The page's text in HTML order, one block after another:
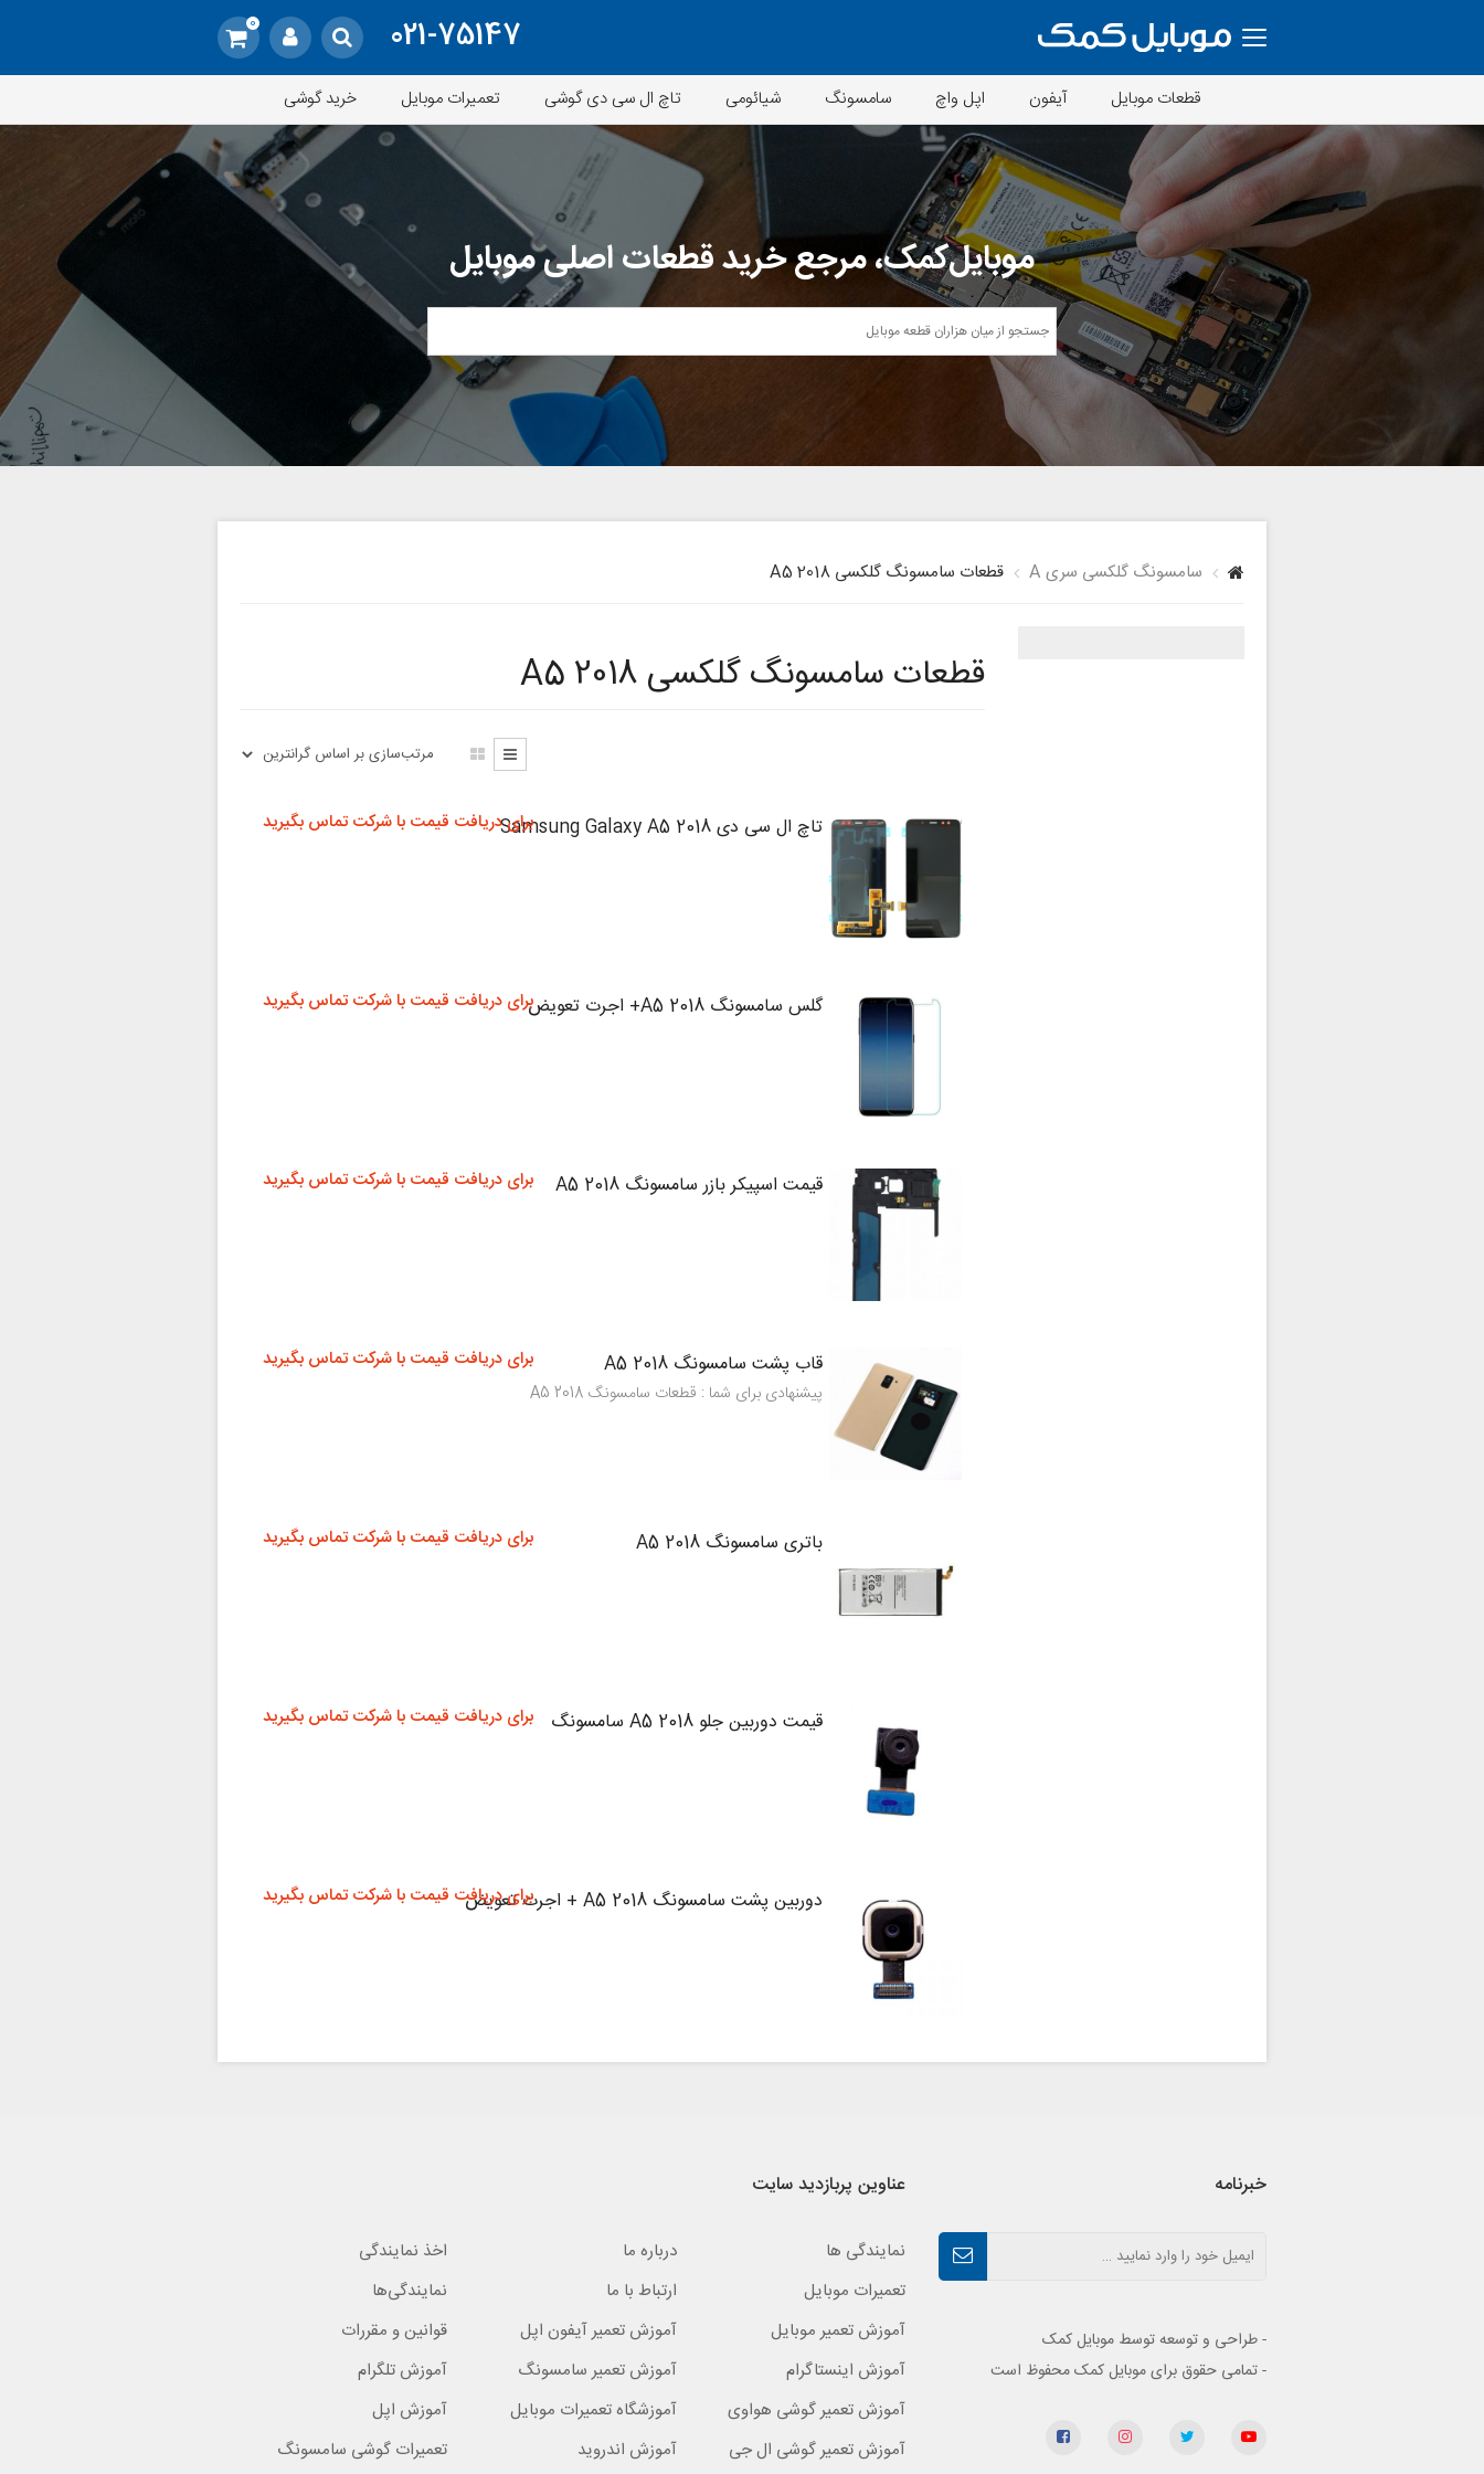
021-75147
0
قطعات موبایل آیفون اپل واچ سامسونگ شیائومی تاچ ال سی دی گوشی تعمیرات موبایل خرید گوشی
موبایل‌کمک، مرجع خرید قطعات اصلی موبایل
سامسونگ گلکسی سری A قطعات سامسونگ گلکسی A5 2018
قطعات سامسونگ گلکسی A5 2018
تاچ ال سی دی Samsung Galaxy A5 2018 برای دریافت قیمت با شرکت تماس بگیرید
گلس سامسونگ A5 2018+ اجرت تعویض برای دریافت قیمت با شرکت تماس بگیرید
قیمت اسپیکر بازر سامسونگ A5 2018 برای دریافت قیمت با شرکت تماس بگیرید
قاب پشت سامسونگ A5 2018
پیشنهادی برای شما : قطعات سامسونگ A5 2018
برای دریافت قیمت با شرکت تماس بگیرید
باتری سامسونگ A5 2018 برای دریافت قیمت با شرکت تماس بگیرید
قیمت دوربین جلو A5 2018 سامسونگ برای دریافت قیمت با شرکت تماس بگیرید
دوربین پشت سامسونگ A5 2018 + اجرت تعویض برای دریافت قیمت با شرکت تماس بگیرید
خبرنامه
- طراحی و توسعه توسط موبایل کمک
- تمامی حقوق برای موبایل کمک محفوظ است
عناوین پربازدید سایت
نمایندگی ها درباره ما
اخذ نمایندگی
تعمیرات موبایل
ارتباط با ما
نمایندگی‌ها
آموزش تعمیر موبایل
آموزش تعمیر آیفون اپل
قوانین و مقررات
آموزش اینستاگرام
آموزش تعمیر سامسونگ
آموزش تلگرام
آموزش تعمیر گوشی هواوی
آموزشگاه تعمیرات موبایل
آموزش اپل
آموزش تعمیر گوشی ال جی
آموزش اندروید تعمیرات گوشی سامسونگ